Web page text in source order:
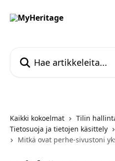
Kaikki kokoelmat
Tilin
Tietosuoja ja tietojen käsittely
Mitkä ovat perhe-sivustoni